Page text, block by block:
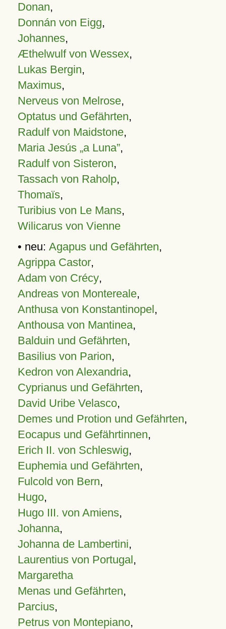
Donan,
Donnán von Eigg,
Johannes,
Æthelwulf von Wessex,
Lukas Bergin,
Maximus,
Nerveus von Melrose,
Optatus und Gefährten,
Radulf von Maidstone,
Maria Jesús „a Luna”,
Radulf von Sisteron,
Tassach von Raholp,
Thomaïs,
Turibius von Le Mans,
Wilicarus von Vienne
• neu: Agapus und Gefährten,
Agrippa Castor,
Adam von Crécy,
Andreas von Montereale,
Anthusa von Konstantinopel,
Anthousa von Mantinea,
Balduin und Gefährten,
Basilius von Parion,
Kedron von Alexandria,
Cyprianus und Gefährten,
David Uribe Velasco,
Demes und Protion und Gefährten,
Eocapus und Gefährtinnen,
Erich II. von Schleswig,
Euphemia und Gefährten,
Fulcold von Bern,
Hugo,
Hugo III. von Amiens,
Johanna,
Johanna de Lambertini,
Laurentius von Portugal,
Margaretha
Menas und Gefährten,
Parcius,
Petrus von Montepiano,